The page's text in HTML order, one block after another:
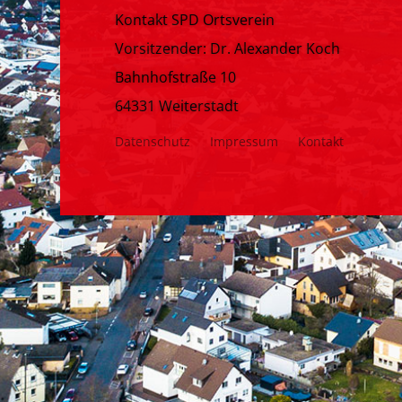
Kontakt SPD Ortsverein
Vorsitzender: Dr. Alexander Koch
Bahnhofstraße 10
64331 Weiterstadt
Datenschutz Impressum Kontakt